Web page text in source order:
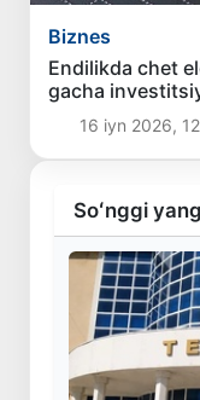
Biznes
Endilikda chet
gacha
16 iyn 2026,
Soʻnggi